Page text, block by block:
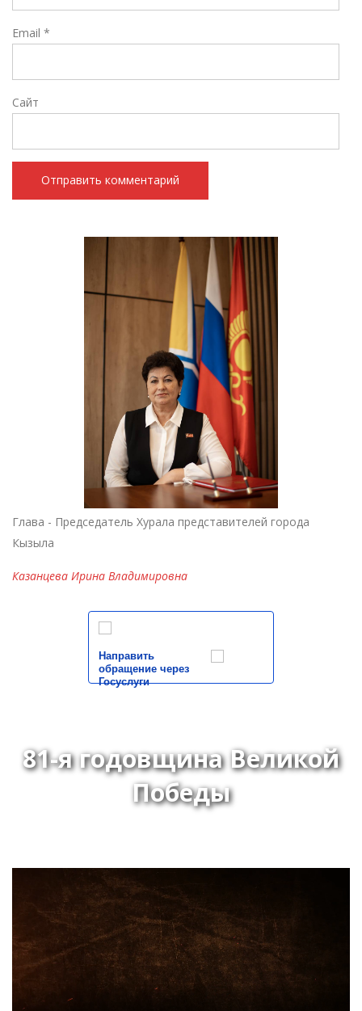
Email *
Сайт
Глава - Председатель Хурала представителей города
Кызыла
Казанцева Ирина Владимировна
Направить
обращение через
Госуслуги
81-я годовщина Великой
Победы